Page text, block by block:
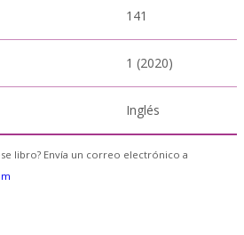
141
1 (2020)
Inglés
libro? Envía un correo electrónico a